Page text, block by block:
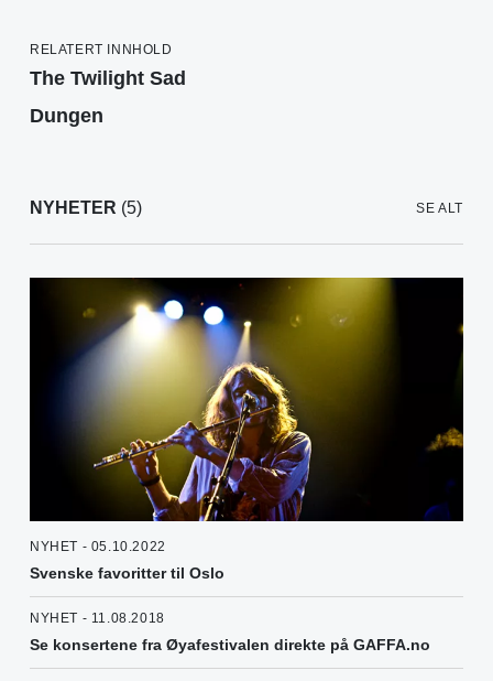
RELATERT INNHOLD
The Twilight Sad
Dungen
NYHETER (5) SE ALT
NYHET - 05.10.2022
Svenske favoritter til Oslo
NYHET - 11.08.2018
Se konsertene fra Øyafestivalen direkte på GAFFA.no